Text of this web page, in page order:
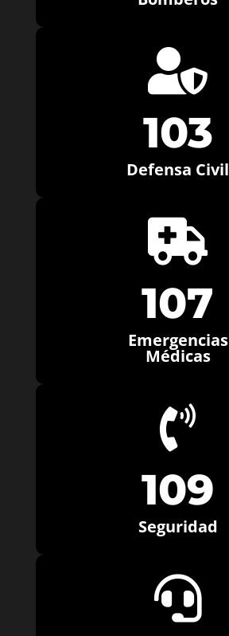

103
Defensa Civil

107
Emergencias
Médicas

109
Seguridad
